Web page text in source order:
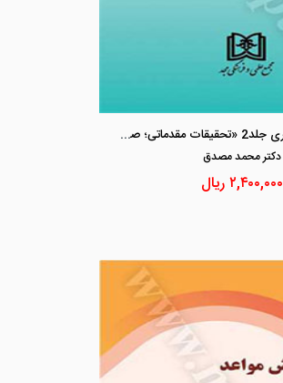
آیین دادرسی کیفری جلد2 «تحقیقات مقدماتی؛ صلاحیت رسیدگی در دادگاه های کیفری و..»
دكتر محمد مصدق
۲,۴۰۰,۰۰۰ریال